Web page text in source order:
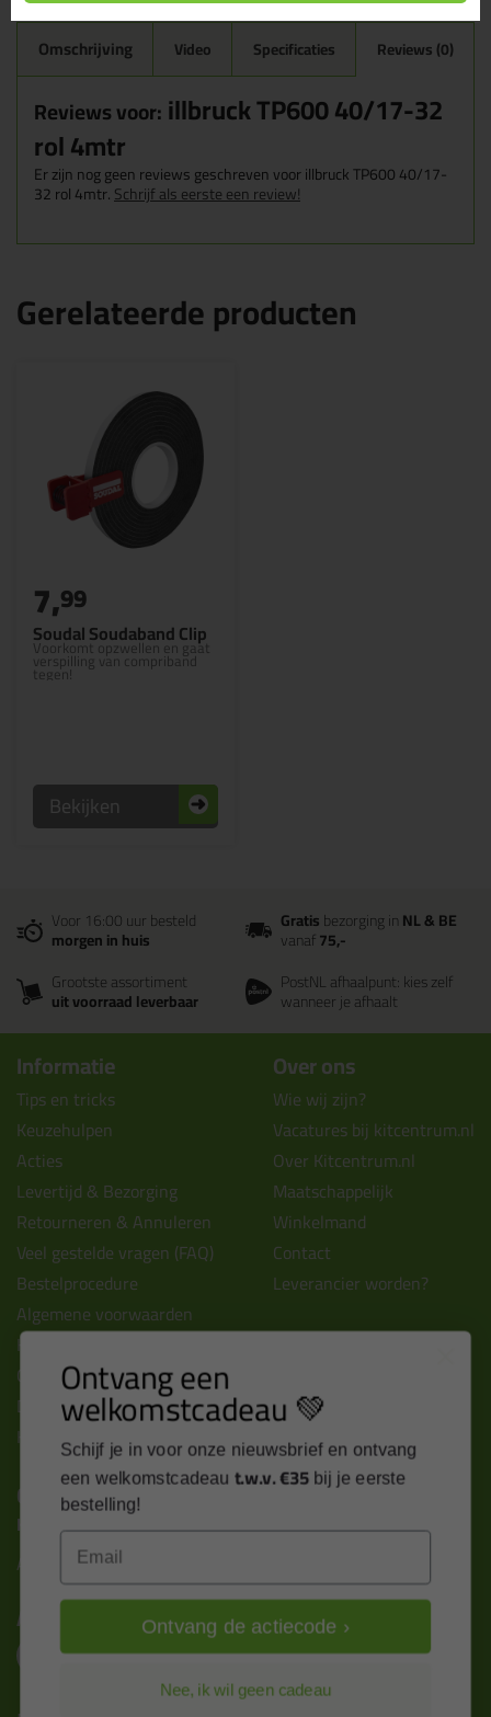
Omschrijving Video Specificaties Reviews (0)
Reviews voor:illbruck TP600 40/17-32
rol 4mtr
Er zijn nog geen reviews geschreven voor illbruck TP600 40/17-
32 rol 4mtr.Schrijf als eerste een review!
Gerelateerde producten
Soudal Soudaband Clip
Voorkomt opzwellen en gaat
verspilling van compriband
tegen!
7,99
Bekijken
Voor 16:00 uur besteld
morgen in huis
Gratisbezorging inNL & BE
vanaf75,-
Grootste assortiment
uit voorraad leverbaar
PostNL afhaalpunt: kies zelf
wanneer je afhaalt
Informatie
Tips en tricks
Keuzehulpen
Acties
Levertijd & Bezorging
Retourneren & Annuleren
Veel gestelde vragen (FAQ)
Bestelprocedure
Algemene voorwaarden
Kitcentrum berichten
Cookies & privacy verklaring
Disclaimer
Kit cursus volgen
Over ons
Wie wij zijn?
Vacatures bij kitcentrum.nl
Over Kitcentrum.nl
Maatschappelijk
Winkelmand
Contact
Leverancier worden?
Contact
Kitcentrum B.V.
Alle contactgegevens >
Altijd op de hoogte blijven?
Ontvang een
welkomstcadeau 💚
Schijf je in voor onze nieuwsbrief en ontvang
een welkomstcadeau t.w.v. €35 bij je eerste
bestelling!
Ontvang de actiecode ›
Nee, ik wil geen cadeau